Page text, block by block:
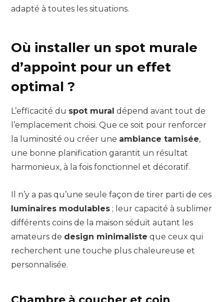
adapté à toutes les situations.
Où installer un spot murale
d’appoint pour un effet
optimal ?
L’efficacité du spot mural dépend avant tout de
l’emplacement choisi. Que ce soit pour renforcer
la luminosité ou créer une ambiance tamisée,
une bonne planification garantit un résultat
harmonieux, à la fois fonctionnel et décoratif.
Il n’y a pas qu’une seule façon de tirer parti de ces
luminaires modulables ; leur capacité à sublimer
différents coins de la maison séduit autant les
amateurs de design minimaliste que ceux qui
recherchent une touche plus chaleureuse et
personnalisée.